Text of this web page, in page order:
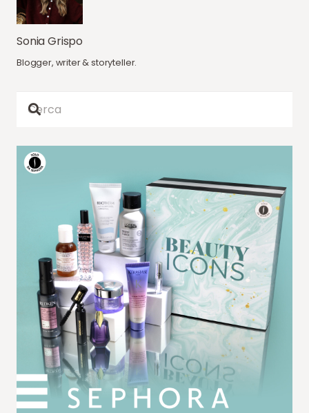
Sonia Grispo
Blogger, writer & storyteller.